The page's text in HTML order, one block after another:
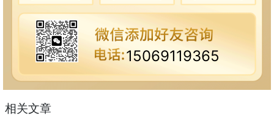
15069119365
相关文章